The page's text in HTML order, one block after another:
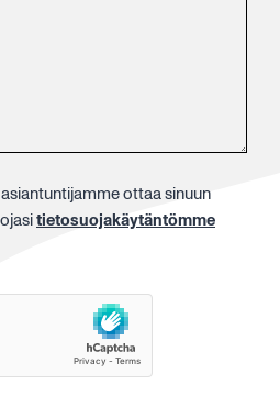
ottaa sinuun
tietosuojakäytäntömme